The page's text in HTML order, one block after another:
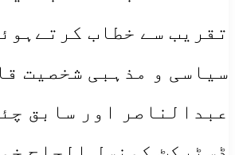
تقریب سے خطاب
سیاسی و مذہبی شخصیت
عبدالناصر اور سابق